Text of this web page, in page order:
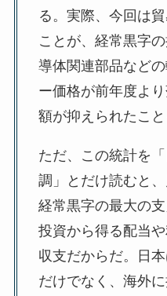
る。実際、今回は
ことが、経常黒字
導体関連部品など
ー価格が前年度よ
額が抑えられたこと
ただ、この統計を
調」とだけ読むと
経常黒字の最大の
投資から得る配当
収支だからだ。日
だけでなく、海外